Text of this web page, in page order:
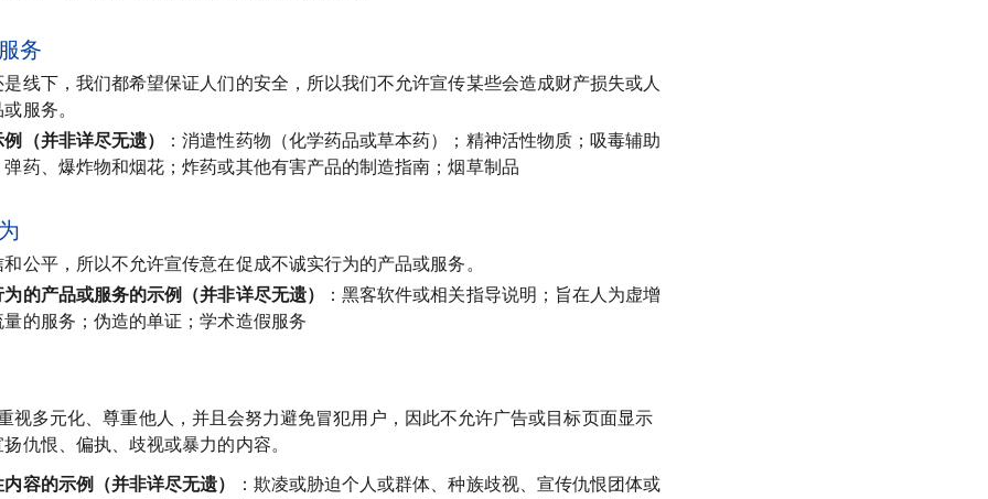
务
线下，我们都希望保证人们的安全，所以我们不允许宣传某些会造成财产损失或人
服务。
（并非详尽无遗）
：消遣性药物（化学药品或草本药）；精神活性物质；吸毒辅助
药、爆炸物和烟花；炸药或其他有害产品的制造指南；烟草制品
公平，所以不允许宣传意在促成不诚实行为的产品或服务。
的产品或服务的示例（并非详尽无遗）
：黑客软件或相关指导说明；旨在人为虚增
的服务；伪造的单证；学术造假服务
视多元化、尊重他人，并且会努力避免冒犯用户，因此不允许广告或目标页面显示
仇恨、偏执、歧视或暴力的内容。
容的示例（并非详尽无遗）
：欺凌或胁迫个人或群体、种族歧视、宣传仇恨团体或